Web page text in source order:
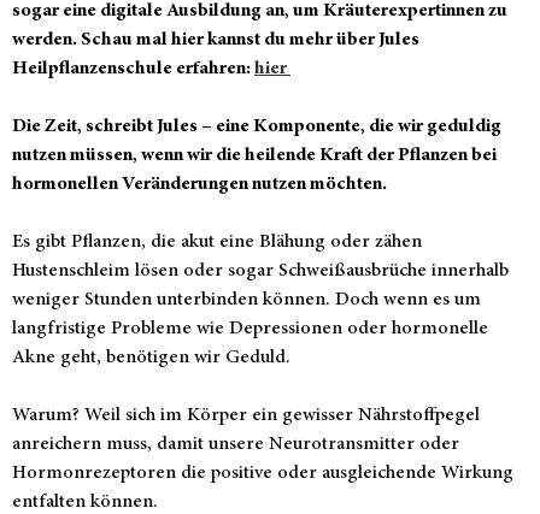
sogar eine digitale Ausbildung an, um Kräuterexpertinnen zu
werden. Schau mal hier kannst du mehr über Jules
Heilpflanzenschule erfahren:hier
Die Zeit, schreibt Jules – eine Komponente, die wir geduldig
nutzen müssen, wenn wir die heilende Kraft der Pflanzen bei
hormonellen Veränderungen nutzen möchten.
Es gibt Pflanzen, die akut eine Blähung oder zähen
Hustenschleim lösen oder sogar Schweißausbrüche innerhalb
weniger Stunden unterbinden können. Doch wenn es um
langfristige Probleme wie Depressionen oder hormonelle
Akne geht, benötigen wir Geduld.
Warum? Weil sich im Körper ein gewisser Nährstoffpegel
anreichern muss, damit unsere Neurotransmitter oder
Hormonrezeptoren die positive oder ausgleichende Wirkung
entfalten können.